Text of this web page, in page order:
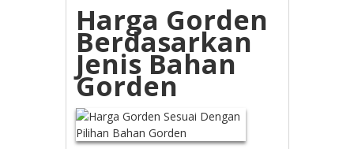
Harga Gorden
Berdasarkan
Jenis Bahan
Gorden